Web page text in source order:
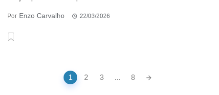
Por Enzo Carvalho 22/03/2026
1 2 3 ... 8